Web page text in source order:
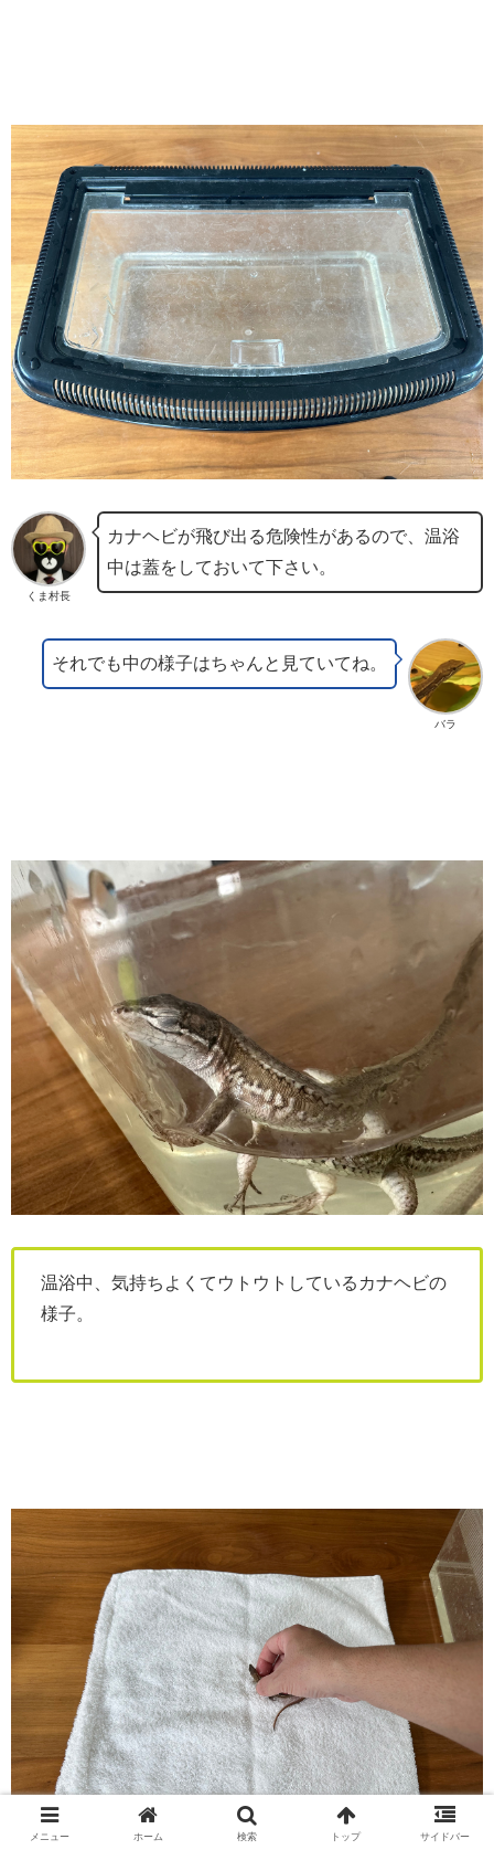
くま村長
カナヘビが飛び出る危険性があるので、温浴
中は蓋をしておいて下さい。
バラ
それでも中の様子はちゃんと見ていてね。
温浴中、気持ちよくてウトウトしているカナヘビの
様子。
メニュー ホーム 検索 トップ サイドバー